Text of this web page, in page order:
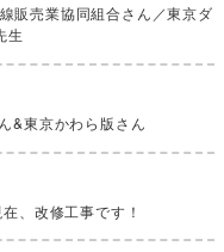
販売業協同組合さん／東京ダ
生
&東京かわら版さん
、改修工事です！